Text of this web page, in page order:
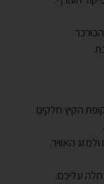
הקיץ חלקים
האוויר.
עליכם.